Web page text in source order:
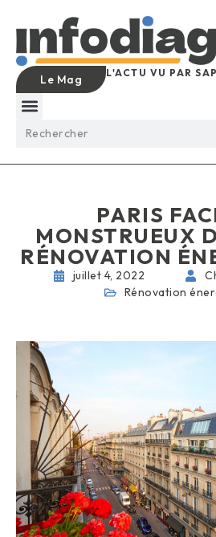
Le Mag L'ACTU VU PAR
PARIS
MONSTRUEUX
RÉNOVATION
juillet 4, 2022
Rénovation